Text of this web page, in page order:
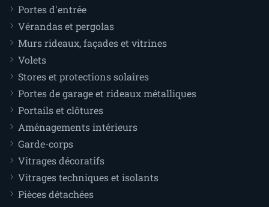
Portes d'entrée
Vérandas et pergolas
Murs rideaux, façades et vitrines
Volets
Stores et protections solaires
Portes de garage et rideaux métalliques
Portails et clôtures
Aménagements intérieurs
Garde-corps
Vitrages décoratifs
Vitrages techniques et isolants
Pièces détachées